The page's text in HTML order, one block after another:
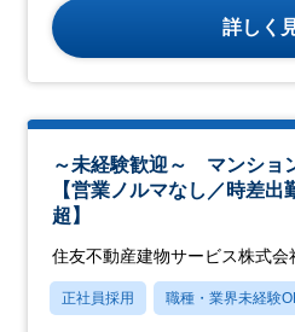
詳しく
～未経験歓迎～ マンショ
【営業ノルマなし／時差出
超】
住友不動産建物サービス株式会
正社員採用 職種・業界未経験